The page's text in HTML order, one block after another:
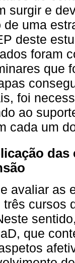
surgir e
uma
deste
foram
que
foi
ao
cada um
avaliar as
cursos
que